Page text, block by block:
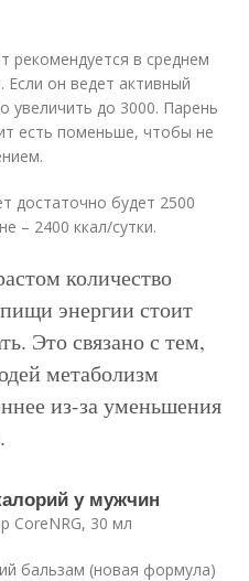
рекомендуется в среднем
Если он ведет активный
до 3000. Парень
есть поменьше, чтобы не
достаточно будет 2500
– 2400 ккал/сутки.
количество
энергии стоит
Это связано с тем,
метаболизм
из-за уменьшения
у мужчин
CoreNRG, 30 мл
бальзам (новая формула)